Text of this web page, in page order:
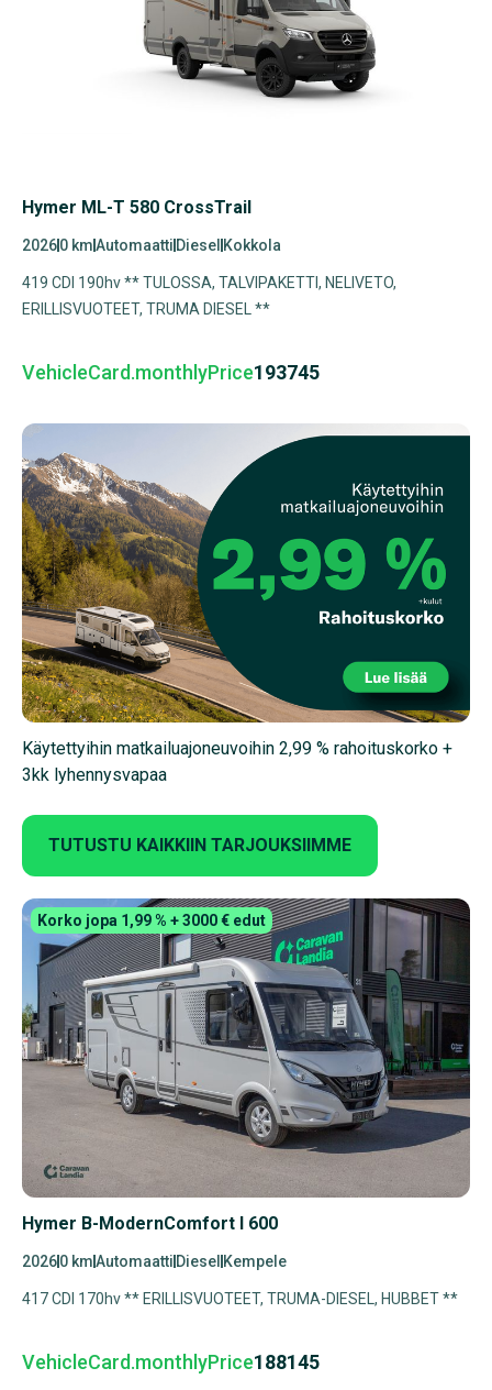
Hymer ML-T 580 CrossTrail
20260 kmAutomaatti Diesel Kokkola
419 CDI 190hv ** TULOSSA, TALVIPAKETTI, NELIVETO,
ERILLISVUOTEET, TRUMA DIESEL **
VehicleCard.monthlyPrice193745
Käytettyihin matkailuajoneuvoihin 2,99 % rahoituskorko +
3kk lyhennysvapaa
TUTUSTU KAIKKIIN TARJOUKSIIMME
Korko jopa 1,99 % + 3000 € edut
Hymer B-ModernComfort I 600
20260 kmAutomaatti Diesel Kempele
417 CDI 170hv ** ERILLISVUOTEET, TRUMA-DIESEL, HUBBET **
VehicleCard.monthlyPrice188145